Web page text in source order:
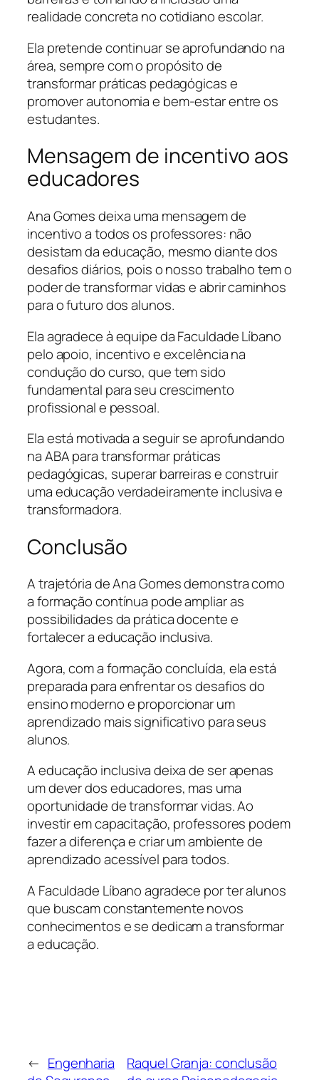
realidade concreta no cotidiano escolar.
Ela pretende continuar se aprofundando na
área, sempre com o propósito de
transformar práticas pedagógicas e
promover autonomia e bem-estar entre os
estudantes.
Mensagem de incentivo aos
educadores
Ana Gomes deixa uma mensagem de
incentivo a todos os professores: não
desistam da educação, mesmo diante dos
desafios diários, pois o nosso trabalho tem o
poder de transformar vidas e abrir caminhos
para o futuro dos alunos.
Ela agradece à equipe da Faculdade Líbano
pelo apoio, incentivo e excelência na
condução do curso, que tem sido
fundamental para seu crescimento
profissional e pessoal.
Ela está motivada a seguir se aprofundando
na ABA para transformar práticas
pedagógicas, superar barreiras e construir
uma educação verdadeiramente inclusiva e
transformadora.
Conclusão
A trajetória de Ana Gomes demonstra como
a formação contínua pode ampliar as
possibilidades da prática docente e
fortalecer a educação inclusiva.
Agora, com a formação concluída, ela está
preparada para enfrentar os desafios do
ensino moderno e proporcionar um
aprendizado mais significativo para seus
alunos.
A educação inclusiva deixa de ser apenas
um dever dos educadores, mas uma
oportunidade de transformar vidas. Ao
investir em capacitação, professores podem
fazer a diferença e criar um ambiente de
aprendizado acessível para todos.
A Faculdade Líbano agradece por ter alunos
que buscam constantemente novos
conhecimentos e se dedicam a transformar
a educação.
← Engenharia
Raquel Granja: conclusão